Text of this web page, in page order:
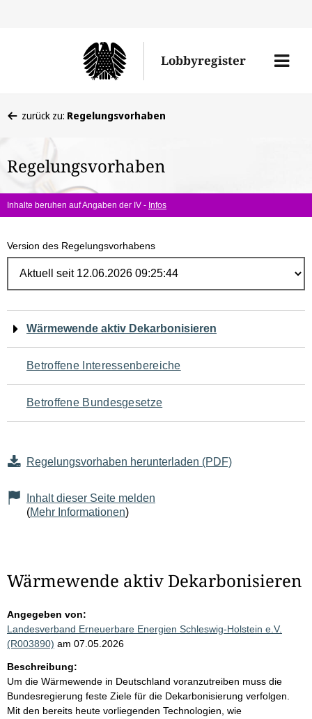
Lobbyregister
Menü
befinden
hier:
zurück zu: Regelungsvorhaben
Regelungsvorhaben
Inhalte beruhen auf Angaben der IV - Infos
Version des Regelungsvorhabens
Navigation
für
den
Seiteninhalt
Wärmewende aktiv Dekarbonisieren
Betroffene Interessenbereiche
Betroffene Bundesgesetze
Regelungsvorhaben herunterladen (PDF)
Inhalt dieser Seite melden
(Mehr Informationen)
Wärmewende aktiv Dekarbonisieren
Angegeben von:
Landesverband Erneuerbare Energien Schleswig-Holstein e.V.
(R003890) am 07.05.2026
Beschreibung:
Um die Wärmewende in Deutschland voranzutreiben muss die
Bundesregierung feste Ziele für die Dekarbonisierung verfolgen.
Mit den bereits heute vorliegenden Technologien, wie